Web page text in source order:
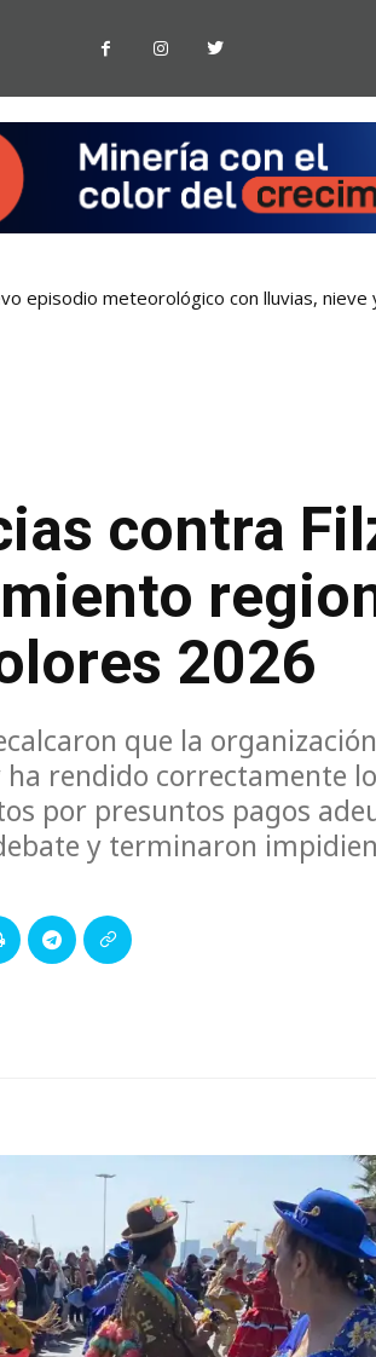
episodio meteorológico con lluvias,
contra
2026
que la
rendido correctamente
por presuntos pagos
y terminaron